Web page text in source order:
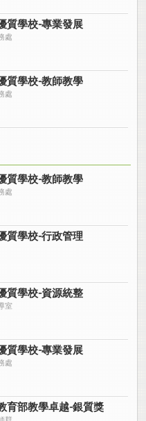
質學校-專業發展
處
質學校-教師教學
處
質學校-教師教學
處
質學校-行政管理
質學校-資源統整
室
質學校-專業發展
處
育部教學卓越-銀質獎